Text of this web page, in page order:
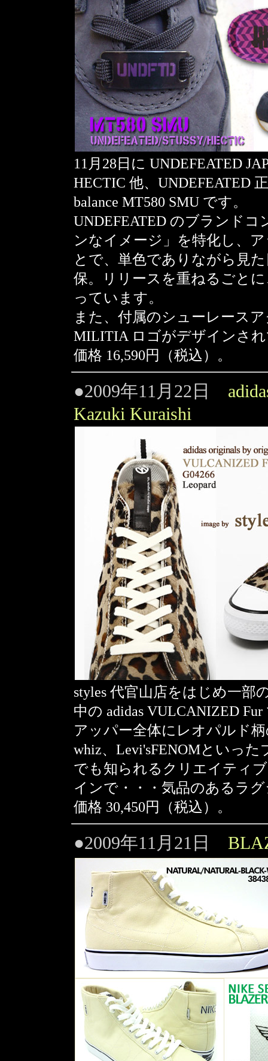
11月28日に UNDEFEATED
HECTIC 他、UNDEFEATED
balance MT580 SMU です。
UNDEFEATED のブランド
ンなイメージ」を特化し、
とで、単色でありながら見
保。リリースを重ねるごと
っています。
また、付属のシューレース
MILITIA ロゴがデザインさ
価格 16,590円（税込）。
●2009年11月22日
Kazuki Kuraishi
styles 代官山店をはじめ一部
中の adidas VULCANIZED
アッパー全体にレオパルド
whiz、Levi'sFENOMといっ
でも知られるクリエイティ
インで・・・気品のあるラ
価格 30,450円（税込）。
●2009年11月21日